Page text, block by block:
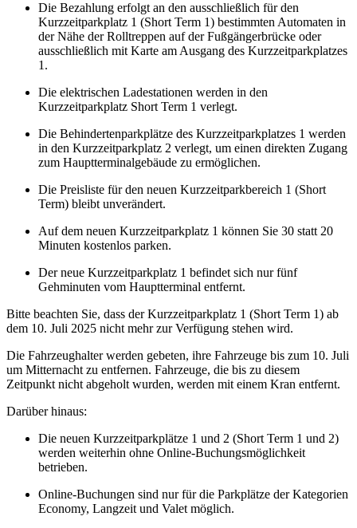
Die Bezahlung erfolgt an den ausschließlich für den
Kurzzeitparkplatz 1 (Short Term 1) bestimmten Automaten in
der Nähe der Rolltreppen auf der Fußgängerbrücke oder
ausschließlich mit Karte am Ausgang des Kurzzeitparkplatzes
1.
Die elektrischen Ladestationen werden in den
Kurzzeitparkplatz Short Term 1 verlegt.
Die Behindertenparkplätze des Kurzzeitparkplatzes 1 werden
in den Kurzzeitparkplatz 2 verlegt, um einen direkten Zugang
zum Hauptterminalgebäude zu ermöglichen.
Die Preisliste für den neuen Kurzzeitparkbereich 1 (Short
Term) bleibt unverändert.
Auf dem neuen Kurzzeitparkplatz 1 können Sie 30 statt 20
Minuten kostenlos parken.
Der neue Kurzzeitparkplatz 1 befindet sich nur fünf
Gehminuten vom Hauptterminal entfernt.
Bitte beachten Sie, dass der Kurzzeitparkplatz 1 (Short Term 1) ab
dem 10. Juli 2025 nicht mehr zur Verfügung stehen wird.
Die Fahrzeughalter werden gebeten, ihre Fahrzeuge bis zum 10. Juli
um Mitternacht zu entfernen. Fahrzeuge, die bis zu diesem
Zeitpunkt nicht abgeholt wurden, werden mit einem Kran entfernt.
Darüber hinaus:
Die neuen Kurzzeitparkplätze 1 und 2 (Short Term 1 und 2)
werden weiterhin ohne Online-Buchungsmöglichkeit
betrieben.
Online-Buchungen sind nur für die Parkplätze der Kategorien
Economy, Langzeit und Valet möglich.